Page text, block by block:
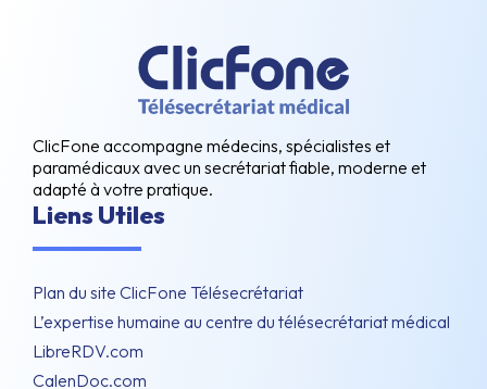
ClicFone accompagne médecins, spécialistes et
paramédicaux avec un secrétariat fiable, moderne et
adapté à votre pratique.
Liens Utiles
Plan du site ClicFone Télésecrétariat
L’expertise humaine au centre du télésecrétariat médical
LibreRDV.com
CalenDoc.com